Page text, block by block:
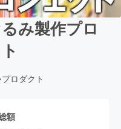
み製作プロ
プロダクト
額